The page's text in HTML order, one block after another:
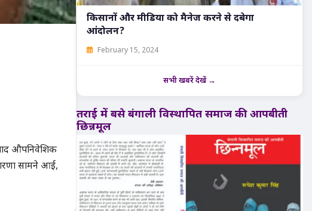
औपनिवेशिक
सामने आई,
किसानों और मीडिया को मैनेज करने से दबेगा
आंदोलन?
February 15, 2024
सभी खबरें देखें →
तराई में बसे बंगाली विस्थापित समाज की आपबीती
छिन्नमूल